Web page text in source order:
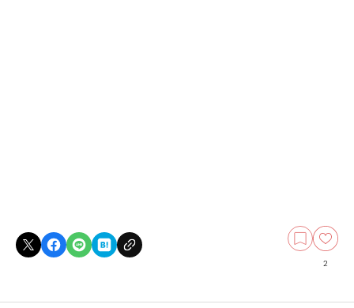
2